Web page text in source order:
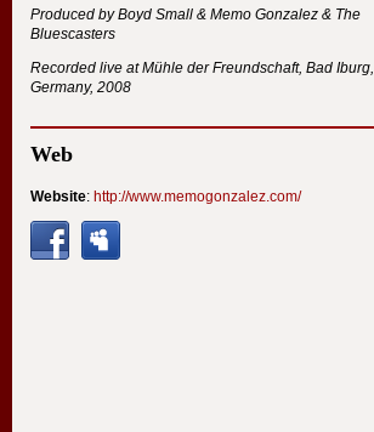
Produced by Boyd Small & Memo Gonzalez & The
Bluescasters
Recorded live at Mühle der Freundschaft, Bad Iburg,
Germany, 2008
Web
Website: http://www.memogonzalez.com/